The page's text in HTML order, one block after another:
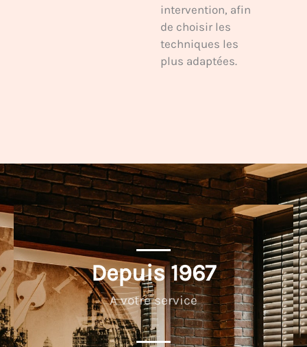
intervention, afin
de choisir les
techniques les
plus adaptées.
A votre service
Depuis 1967